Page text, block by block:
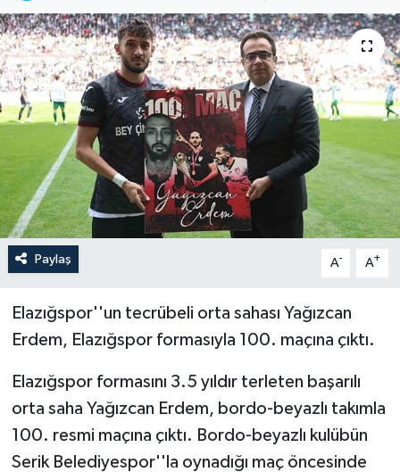
Paylaş A- A+
Elazığspor''un tecrübeli orta sahası Yağızcan
Erdem, Elazığspor formasıyla 100. maçına çıktı.
Elazığspor formasını 3.5 yıldır terleten başarılı
orta saha Yağızcan Erdem, bordo-beyazlı takımla
100. resmi maçına çıktı. Bordo-beyazlı kulübün
Serik Belediyespor''la oynadığı maç öncesinde